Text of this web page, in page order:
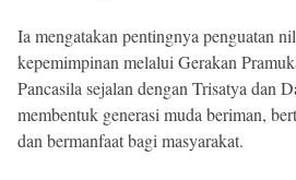
Ia mengatakan pentingnya penguatan
kepemimpinan melalui Gerakan
Pancasila sejalan dengan Trisatya dan
membentuk generasi muda beriman,
dan bermanfaat bagi masyarakat.